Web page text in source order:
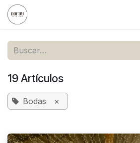
Ir al contenido
19 Artículos
Bodas ×